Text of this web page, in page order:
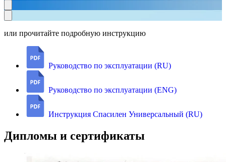
или прочитайте подробную инструкцию
Руководство по эксплуатации (RU)
Руководство по эксплуатации (ENG)
Инструкция Спасилен Универсальный (RU)
Дипломы и сертификаты